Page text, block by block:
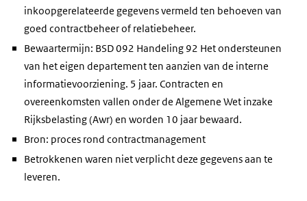
inkoopgerelateerde gegevens vermeld ten behoeven van
goed contractbeheer of relatiebeheer.
Bewaartermijn: BSD 092 Handeling 92 Het ondersteunen
van het eigen departement ten aanzien van de interne
informatievoorziening. 5 jaar. Contracten en
overeenkomsten vallen onder de Algemene Wet inzake
Rijksbelasting (Awr) en worden 10 jaar bewaard.
Bron: proces rond contractmanagement
Betrokkenen waren niet verplicht deze gegevens aan te
leveren.